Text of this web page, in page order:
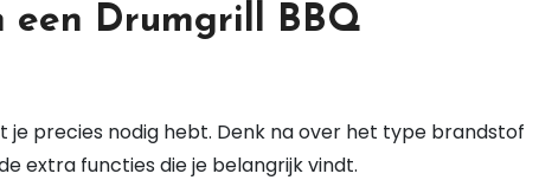
een Drumgrill BBQ
je precies nodig hebt. Denk na over het type brandstof
extra functies die je belangrijk vindt.